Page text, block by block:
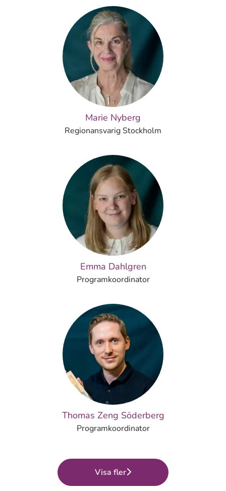
Marie Nyberg
Regionansvarig Stockholm
Emma Dahlgren
Programkoordinator
Thomas Zeng Söderberg
Programkoordinator
Visa fler